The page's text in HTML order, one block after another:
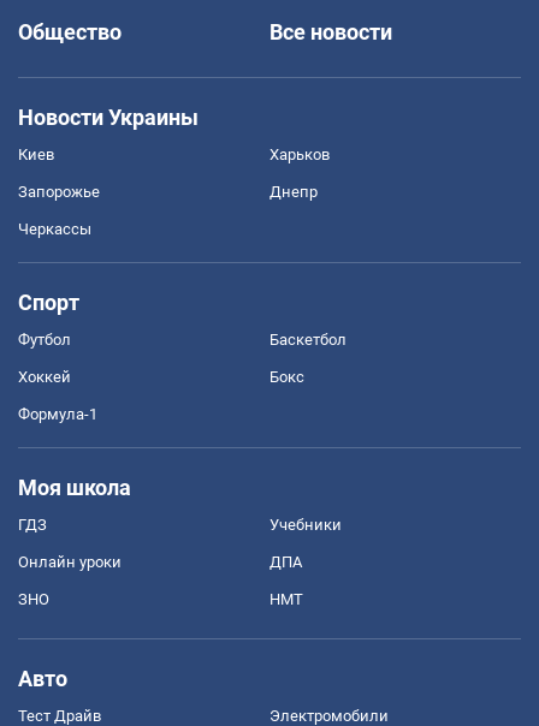
Общество
Все новости
Новости Украины
Киев Харьков
Запорожье Днепр
Черкассы
Спорт
Футбол Баскетбол
Хоккей Бокс
Формула-1
Моя школа
ГДЗ Учебники
Онлайн уроки ДПА
ЗНО НМТ
Авто
Тест Драйв Электромобили